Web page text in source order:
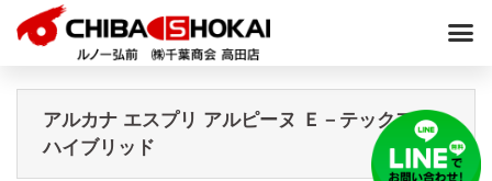
アルカナ エスプリ アルピーヌ Ｅ－テックフル
ハイブリッド